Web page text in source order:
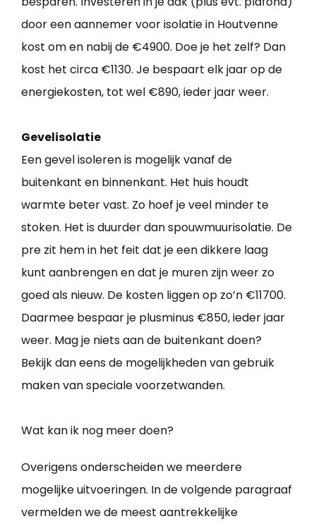
door een aannemer voor isolatie in Houtvenne
kost om en nabij de €4900. Doe je het zelf? Dan
kost het circa €1130. Je bespaart elk jaar op de
energiekosten, tot wel €890, ieder jaar weer.
Gevelisolatie
Een gevel isoleren is mogelijk vanaf de
buitenkant en binnenkant. Het huis houdt
warmte beter vast. Zo hoef je veel minder te
stoken. Het is duurder dan spouwmuurisolatie. De
pre zit hem in het feit dat je een dikkere laag
kunt aanbrengen en dat je muren zijn weer zo
goed als nieuw. De kosten liggen op zo’n €11700.
Daarmee bespaar je plusminus €850, ieder jaar
weer. Mag je niets aan de buitenkant doen?
Bekijk dan eens de mogelijkheden van gebruik
maken van speciale voorzetwanden.
Wat kan ik nog meer doen?
Overigens onderscheiden we meerdere
mogelijke uitvoeringen. In de volgende paragraaf
vermelden we de meest aantrekkelijke